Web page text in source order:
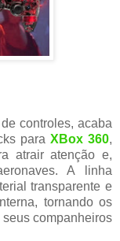
controles, acaba
paraXBox 360,
atrair atenção e,
A linha
transparente e
tornando os
companheiros